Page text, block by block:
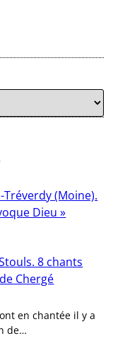
Tréverdy (Moine).
Dieu »
8 chants
Chergé
en chantée il y a
de…